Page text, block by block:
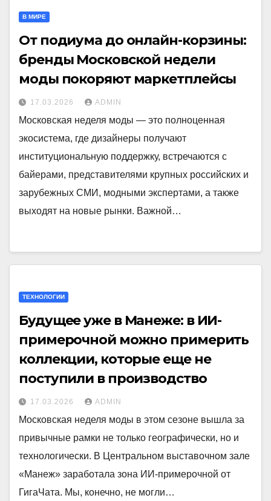
В МИРЕ
От подиума до онлайн-корзины:
бренды Московской недели
моды покоряют маркетплейсы
17.03.2026 ADMIN
Московская неделя моды — это полноценная
экосистема, где дизайнеры получают
институциональную поддержку, встречаются с
байерами, представителями крупных российских и
зарубежных СМИ, модными экспертами, а также
выходят на новые рынки. Важной…
ТЕХНОЛОГИИ
Будущее уже в Манеже: в ИИ-
примерочной можно примерить
коллекции, которые еще не
поступили в производство
17.03.2026 ADMIN
Московская неделя моды в этом сезоне вышла за
привычные рамки не только географически, но и
технологически. В Центральном выставочном зале
«Манеж» заработала зона ИИ-примерочной от
ГигаЧата. Мы, конечно, не могли…